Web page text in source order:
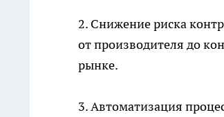
2. Снижение риска
от производителя до
рынке.
3. Автоматизация